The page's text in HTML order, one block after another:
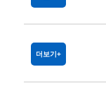
더보기